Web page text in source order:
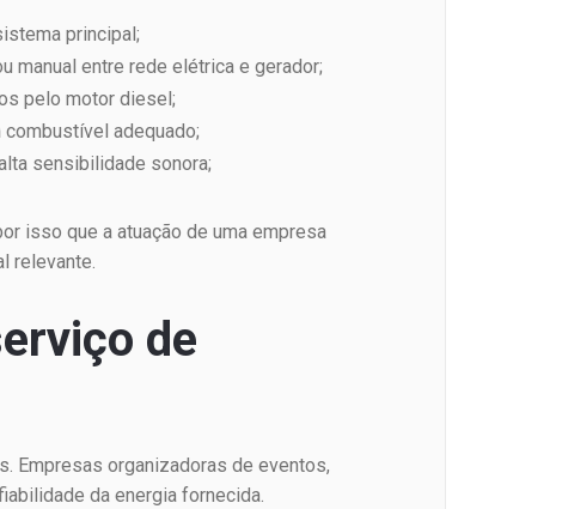
principal;
manual entre rede elétrica e gerador;
pelo motor diesel;
combustível adequado;
sensibilidade sonora;
isso que a atuação de uma empresa
relevante.
de
Empresas organizadoras de eventos,
da energia fornecida.